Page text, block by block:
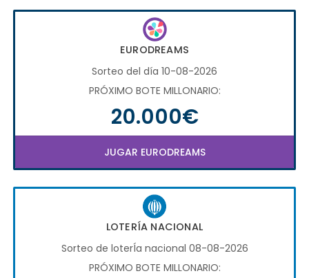
EURODREAMS
Sorteo del día 10-08-2026
PRÓXIMO BOTE MILLONARIO:
20.000€
JUGAR EURODREAMS
LOTERÍA NACIONAL
Sorteo de loterÍa nacional 08-08-2026
PRÓXIMO BOTE MILLONARIO: